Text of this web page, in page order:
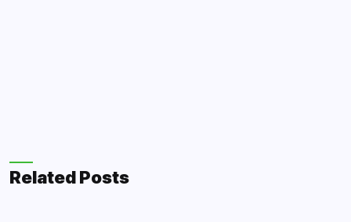
Related Posts